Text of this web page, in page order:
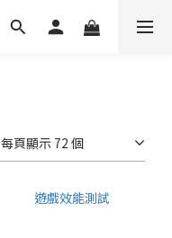
每頁顯示 72 個